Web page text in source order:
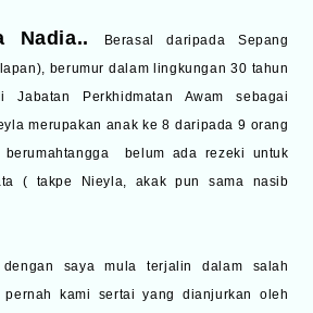
Nadia..
Berasal daripada Sepang
berumur dalam lingkungan 30 tahun
Perkhidmatan Awam sebagai
merupakan anak ke 8 daripada 9 orang
berumahtangga belum ada rezeki untuk
( takpe Nieyla, akak pun sama nasib
dengan saya mula terjalin dalam salah
pernah kami sertai yang dianjurkan oleh